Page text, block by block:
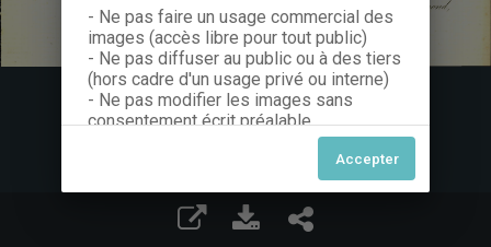
- Ne pas faire un usage commercial des
images (accès libre pour tout public)
- Ne pas diffuser au public ou à des tiers
(hors cadre d'un usage privé ou interne)
- Ne pas modifier les images sans
consentement écrit préalable
Dans le cas contraire, nous vous invitons
à nous contacter afin de solliciter le type
de Licence souhaitée parmi celles
proposées et le cas échéant, acquitter